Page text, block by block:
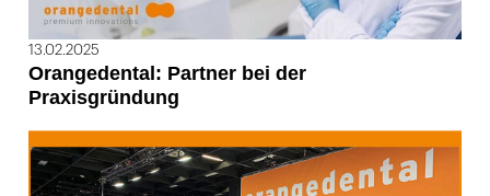
13.02.2025
Orangedental: Partner bei der
Praxisgründung